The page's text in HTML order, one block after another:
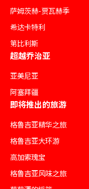
萨姆茨赫-贾瓦赫季
希达卡特利
第比利斯
超越乔治亚
亚美尼亚
阿塞拜疆
即将推出的旅游
格鲁吉亚精华之旅
格鲁吉亚大环游
高加索瑰宝
格鲁吉亚风味之旅